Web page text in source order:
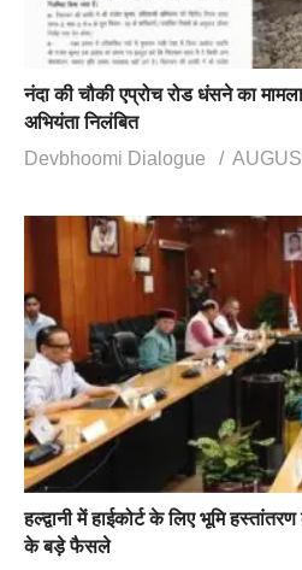
नंदा की चौकी एप्रोच रोड धंसने का
अभियंता निलंबित
Devbhoomi Dialogue
हल्द्वानी में हाईकोर्ट के लिए भूमि
के बड़े फैसले